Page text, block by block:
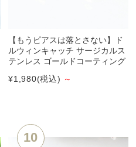
【もうピアスは落とさない】ド
ルウィンキャッチ サージカルス
テンレス ゴールドコーティング
¥1,980(税込) ～